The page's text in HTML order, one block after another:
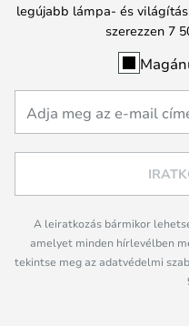
legújabb lámpa- és
szerezzen 7
A leiratkozás bármikor
amelyet minden hírlevélben
tekintse meg az adatvédelmi